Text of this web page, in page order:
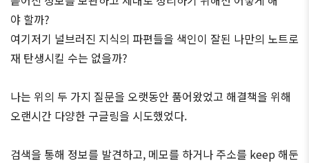
야 할까?
여기저기 널브러진 지식의 파편들을 색인이 잘된 나만의 노트로
재 탄생시킬 수는 없을까?
나는 위의 두 가지 질문을 오랫동안 품어왔었고 해결책을 위해
오랜시간 다양한 구글링을 시도했었다.
검색을 통해 정보를 발견하고, 메모를 하거나 주소를 keep 해둔